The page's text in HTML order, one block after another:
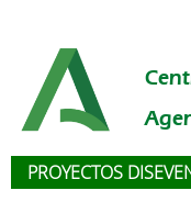
PROYECTOS